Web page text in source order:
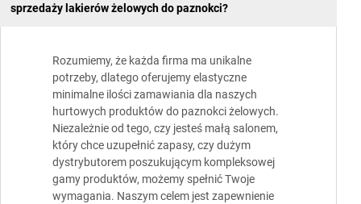
sprzedaży lakierów żelowych do paznokci?
Rozumiemy, że każda firma ma unikalne
potrzeby, dlatego oferujemy elastyczne
minimalne ilości zamawiania dla naszych
hurtowych produktów do paznokci żelowych.
Niezależnie od tego, czy jesteś małą salonem,
który chce uzupełnić zapasy, czy dużym
dystrybutorem poszukującym kompleksowej
gamy produktów, możemy spełnić Twoje
wymagania. Naszym celem jest zapewnienie